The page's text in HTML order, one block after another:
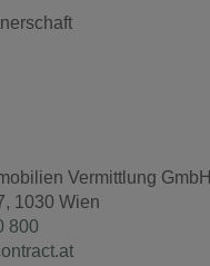
Vermittlung GmbH
1030 Wien
800